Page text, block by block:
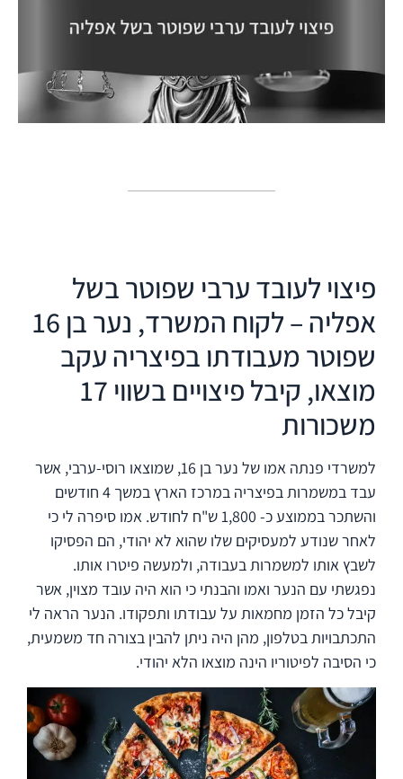
פיצוי לעובד ערבי שפוטר בשל
אפליה – לקוח המשרד, נער בן 16
שפוטר מעבודתו בפיצריה עקב
מוצאו, קיבל פיצויים בשווי 17
משכורות
למשרדי פנתה אמו של נער בן 16, שמוצאו רוסי-ערבי, אשר
עבד במשמרות בפיצריה במרכז הארץ במשך 4 חודשים
והשתכר בממוצע כ- 1,800 ש"ח לחודש. אמו סיפרה לי כי
לאחר שנודע למעסיקים שלו שהוא לא יהודי, הם הפסיקו
לשבץ אותו למשמרות בעבודה, ולמעשה פיטרו אותו.
נפגשתי עם הנער ואמו והבנתי כי הוא היה עובד מצוין, אשר
קיבל כל הזמן מחמאות על עבודתו ותפקודו. הנער הראה לי
התכתבויות בטלפון, מהן היה ניתן להבין בצורה חד משמעית,
כי הסיבה לפיטוריו הינה מוצאו הלא יהודי.